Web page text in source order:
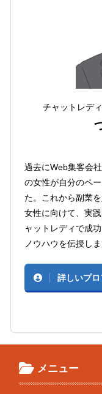
チャットレデ
過去にWeb集客会
の女性が自分のペ
た。これから副業
女性に向けて、実
ャットレディで成
ノウハウを伝授しま
詳しいプ
メニュー